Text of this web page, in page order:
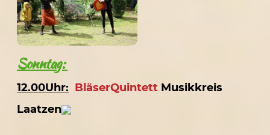
Sonntag:
12.00Uhr: BläserQuintett Musikkreis
Laatzen